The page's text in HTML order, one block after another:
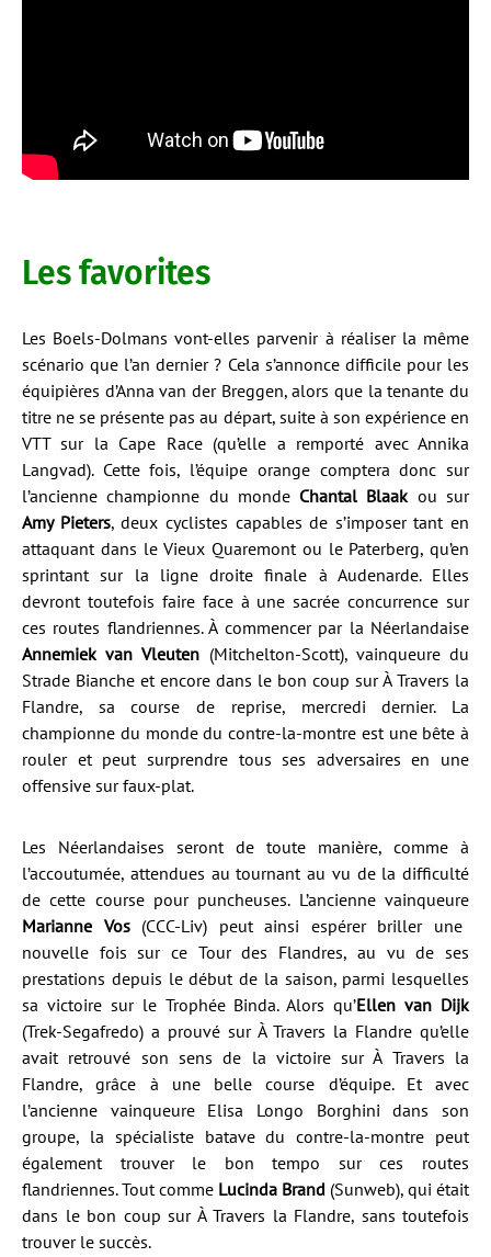
Les favorites
Les Boels-Dolmans vont-elles parvenir à réaliser la même
scénario que l’an dernier ? Cela s’annonce difficile pour les
équipières d’Anna van der Breggen, alors que la tenante du
titre ne se présente pas au départ, suite à son expérience en
VTT sur la Cape Race (qu’elle a remporté avec Annika
Langvad). Cette fois, l’équipe orange comptera donc sur
l’ancienne championne du monde Chantal Blaakou sur
Amy Pieters, deux cyclistes capables de s’imposer tant en
attaquant dans le Vieux Quaremont ou le Paterberg, qu’en
sprintant sur la ligne droite finale à Audenarde. Elles
devront toutefois faire face à une sacrée concurrence sur
ces routes flandriennes. À commencer par la Néerlandaise
Annemiek van Vleuten (Mitchelton-Scott), vainqueure du
Strade Bianche et encore dans le bon coup sur À Travers la
Flandre, sa course de reprise, mercredi dernier. La
championne du monde du contre-la-montre est une bête à
rouler et peut surprendre tous ses adversaires en une
offensive sur faux-plat.
Les Néerlandaises seront de toute manière, comme à
l’accoutumée, attendues au tournant au vu de la difficulté
de cette course pour puncheuses. L’ancienne vainqueure
Marianne Vos(CCC-Liv) peut ainsi espérer briller une
nouvelle fois sur ce Tour des Flandres, au vu de ses
prestations depuis le début de la saison, parmi lesquelles
sa victoire sur le Trophée Binda. Alors qu’Ellen van Dijk
(Trek-Segafredo) a prouvé sur À Travers la Flandre qu’elle
avait retrouvé son sens de la victoire sur À Travers la
Flandre, grâce à une belle course d’équipe. Et avec
l’ancienne vainqueure Elisa Longo Borghini dans son
groupe, la spécialiste batave du contre-la-montre peut
également trouver le bon tempo sur ces routes
flandriennes. Tout comme Lucinda Brand (Sunweb), qui était
dans le bon coup sur À Travers la Flandre, sans toutefois
trouver le succès.